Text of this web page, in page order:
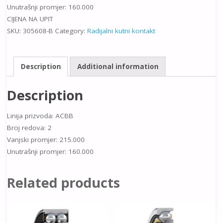
Unutrašnji promjer: 160.000
CIJENA NA UPIT
SKU: 305608-B Category: Radijalni kutni kontakt
Description Additional information
Description
Linija prizvoda: ACBB
Broj redova: 2
Vanjski promjer: 215.000
Unutrašnji promjer: 160.000
Related products